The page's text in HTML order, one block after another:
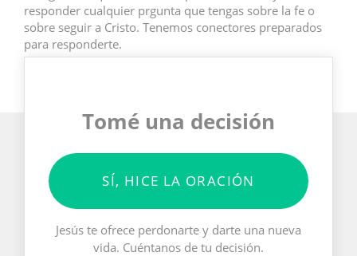
responder cualquier prgunta que tengas sobre la fe o
sobre seguir a Cristo. Tenemos conectores preparados
para responderte.
Tomé una decisión
SÍ, HICE LA ORACIÓN
Jesús te ofrece perdonarte y darte una nueva
vida. Cuéntanos de tu decisión.